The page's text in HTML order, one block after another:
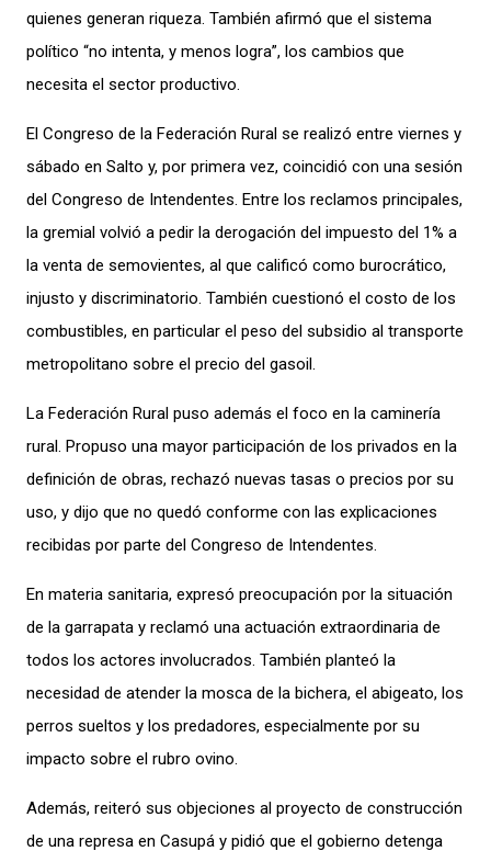
quienes generan riqueza. También afirmó que el sistema
político “no intenta, y menos logra”, los cambios que
necesita el sector productivo.
El Congreso de la Federación Rural se realizó entre viernes y
sábado en Salto y, por primera vez, coincidió con una sesión
del Congreso de Intendentes. Entre los reclamos principales,
la gremial volvió a pedir la derogación del impuesto del 1% a
la venta de semovientes, al que calificó como burocrático,
injusto y discriminatorio. También cuestionó el costo de los
combustibles, en particular el peso del subsidio al transporte
metropolitano sobre el precio del gasoil.
La Federación Rural puso además el foco en la caminería
rural. Propuso una mayor participación de los privados en la
definición de obras, rechazó nuevas tasas o precios por su
uso, y dijo que no quedó conforme con las explicaciones
recibidas por parte del Congreso de Intendentes.
En materia sanitaria, expresó preocupación por la situación
de la garrapata y reclamó una actuación extraordinaria de
todos los actores involucrados. También planteó la
necesidad de atender la mosca de la bichera, el abigeato, los
perros sueltos y los predadores, especialmente por su
impacto sobre el rubro ovino.
Además, reiteró sus objeciones al proyecto de construcción
de una represa en Casupá y pidió que el gobierno detenga